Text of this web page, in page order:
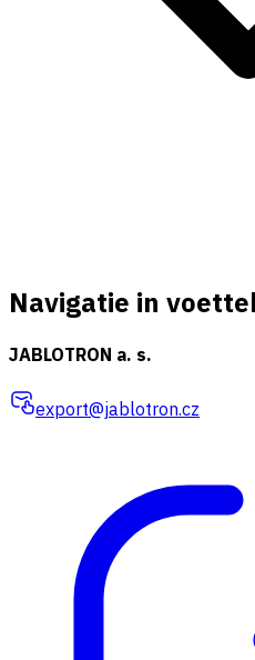
Navigatie in
JABLOTRON a. s.
export@jablotron.cz